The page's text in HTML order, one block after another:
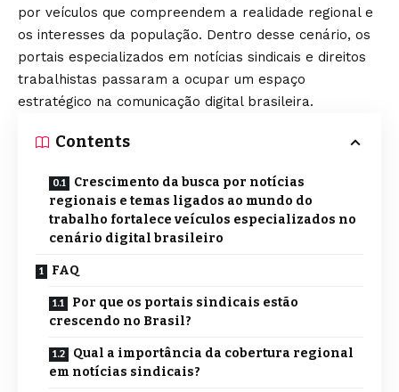
por veículos que compreendem a realidade regional e
os interesses da população. Dentro desse cenário, os
portais especializados em notícias sindicais e direitos
trabalhistas passaram a ocupar um espaço
estratégico na comunicação digital brasileira.
Contents
Crescimento da busca por notícias
regionais e temas ligados ao mundo do
trabalho fortalece veículos especializados no
cenário digital brasileiro
FAQ
Por que os portais sindicais estão
crescendo no Brasil?
Qual a importância da cobertura regional
em notícias sindicais?